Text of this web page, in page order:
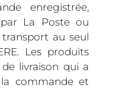
enregistrée,
La Poste ou
au seul
Les produits
de livraison qui a
commande et